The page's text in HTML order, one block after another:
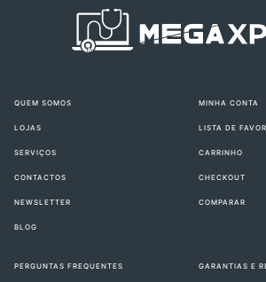
QUEM SOMOS
LOJAS
SERVIÇOS
CONTACTOS
NEWSLETTER
BLOG
MINHA CONTA
LISTA DE
CARRINHO
CHECKOUT
COMPARAR
PERGUNTAS FREQUENTES GARANTIAS E